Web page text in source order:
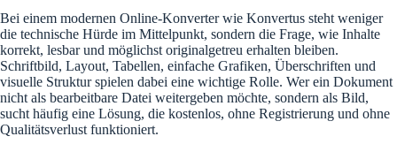
Bei einem modernen Online-Konverter wie Konvertus steht weniger
die technische Hürde im Mittelpunkt, sondern die Frage, wie Inhalte
korrekt, lesbar und möglichst originalgetreu erhalten bleiben.
Schriftbild, Layout, Tabellen, einfache Grafiken, Überschriften und
visuelle Struktur spielen dabei eine wichtige Rolle. Wer ein Dokument
nicht als bearbeitbare Datei weitergeben möchte, sondern als Bild,
sucht häufig eine Lösung, die kostenlos, ohne Registrierung und ohne
Qualitätsverlust funktioniert.